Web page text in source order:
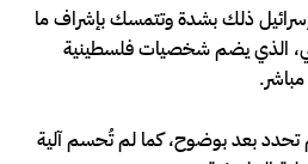
ذلك بشدة وتتمسك بإشراف ما
الذي يضم شخصيات فلسطينية
بعد بوضوح، كما لم تُحسم آلية